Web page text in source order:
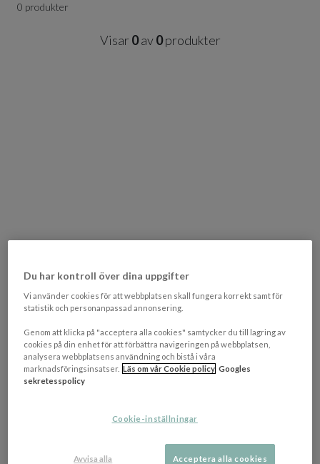
0 produkter
Visar 0av0produkter
Du har kontroll över dina uppgifter
Vi använder cookies för att webbplatsen skall fungera korrekt samt för
statistik och personanpassad annonsering.
Genom att klicka på "acceptera alla cookies" samtycker du till lagring av
cookies på din enhet för att förbättra navigeringen på webbplatsen,
analysera webbplatsens användning och bistå i våra
marknadsföringsinsatser. Läs om vår Cookie policy Googles
sekretesspolicy
Cookie-inställningar
Avvisa alla Acceptera alla cookies